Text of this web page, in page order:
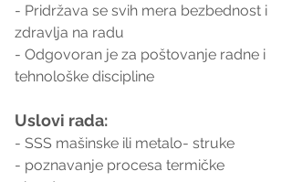
- Pridržava se svih mera bezbednost i
zdravlja na radu
- Odgovoran je za poštovanje radne i
tehnološke discipline
Uslovi rada:
- SSS mašinske ili metalo- struke
- poznavanje procesa termičke